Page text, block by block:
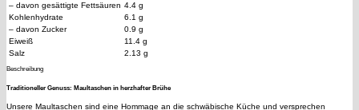
– davon gesättigte Fettsäuren 4.4 g
Kohlenhydrate
6.1 g
– davon Zucker
0.9 g
Eiweiß
11.4 g
Salz
2.13 g
Beschreibung
Traditioneller Genuss: Maultaschen in herzhafter Brühe
Unsere Maultaschen sind eine Hommage an die schwäbische Küche und versprechen